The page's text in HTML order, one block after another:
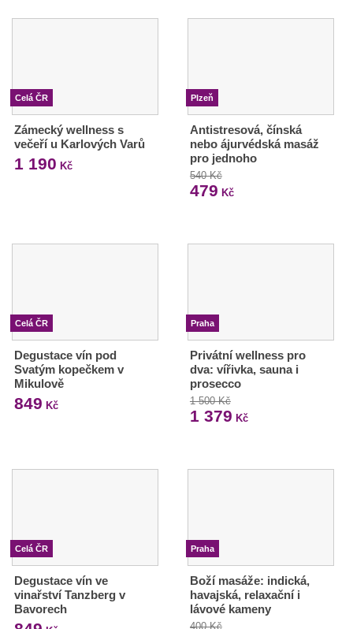
Celá ČR
Zámecký wellness s
večeří u Karlových Varů
1 190 Kč
Plzeň
Antistresová, čínská
nebo ájurvédská masáž
pro jednoho
540 Kč
479 Kč
Celá ČR
Degustace vín pod
Svatým kopečkem v
Mikulově
849 Kč
Praha
Privátní wellness pro
dva: vířivka, sauna i
prosecco
1 500 Kč
1 379 Kč
Celá ČR
Degustace vín ve
vinařství Tanzberg v
Bavorech
Praha
Boží masáže: indická,
havajská, relaxační i
lávové kameny
400 Kč